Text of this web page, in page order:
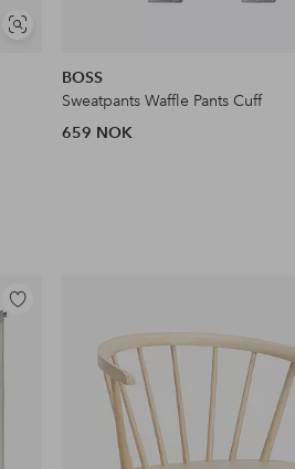
Vis
BOSS
Sweatpants Waffle Pants Cuff
659 NOK
Legg